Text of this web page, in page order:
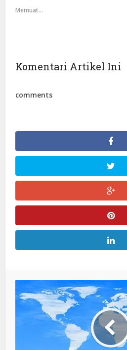
Memuat...
Komentari Artikel Ini
comments